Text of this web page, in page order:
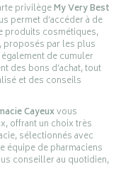
privilègeMy Very Best
permet d’accéder à de
produits cosmétiques,
proposés par les plus
de cumuler
des bons d’achat, tout
et des conseils
Cayeuxvous
offrant un choix très
sélectionnés avec
équipe de pharmaciens
conseiller au quotidien,